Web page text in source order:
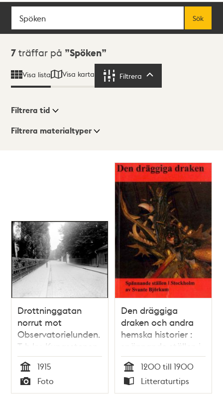
Sök
Sök
Sökresultat
7 träffar på Spöken
Visa lista Visa karta Filtrera
Visningsläge
Filtrera tid
Filtrera materialtyper
Drottninggatan
norrut mot
Observatorielunden.
T h kv. Kungsstenen
med Spökparken
Tid
1915
Typ
Foto
Den dräggiga
draken och andra
hemska historier :
spännande ställen i
Stockholm / Svante
Björkum
Tid
1200 till 1900
Typ
Litteraturtips